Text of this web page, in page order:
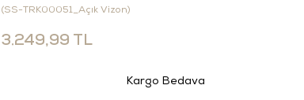
(SS-TRK00051_Açık Vizon)
3.249,99 TL
Kargo Bedava